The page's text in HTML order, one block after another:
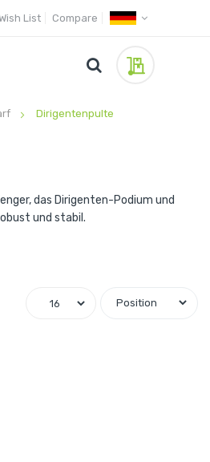
List Compare
Dirigentenpulte
das Dirigenten-Podium und
und stabil.